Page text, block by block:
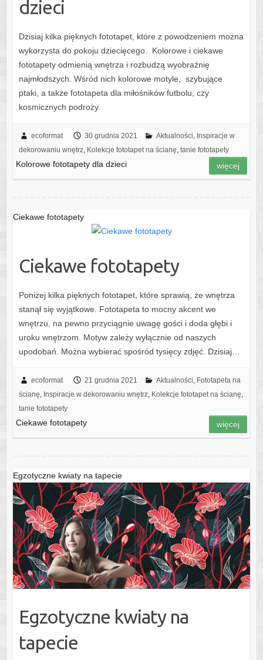
dzieci
Dzisiaj kilka pięknych fototapet, które z powodzeniem można
wykorzysta do pokoju dziecięcego. Kolorowe i ciekawe
fototapety odmienią wnętrza i rozbudzą wyobraźnię
najmłodszych. Wśród nich kolorowe motyle, szybujące
ptaki, a także fototapeta dla miłośników futbolu, czy
kosmicznych podroży.
ecoformat 30 grudnia 2021 Aktualności Inspiracje w
dekorowaniu wnętrz, Kolekcje fototapet na ścianę tanie fototapety
Kolorowe fototapety dla dzieci więcej
Ciekawe fototapety
Ciekawe fototapety
Poniżej kilka pięknych fototapet, które sprawią, że wnętrza
stanął się wyjątkowe. Fototapeta to mocny akcent we
wnętrzu, na pewno przyciągnie uwagę gości i doda głębi i
uroku wnętrzom. Motyw zależy wyłącznie od naszych
upodobań. Można wybierać spośród tysięcy zdjęć. Dzisiaj…
ecoformat 21 grudnia 2021 Aktualności, Fototapeta na
ścianę, Inspiracje w dekorowaniu wnętrz, Kolekcje fototapet na ścianę,
tanie fototapety
Ciekawe fototapety więcej
Egzotyczne kwiaty na tapecie
Egzotyczne kwiaty na
tapecie